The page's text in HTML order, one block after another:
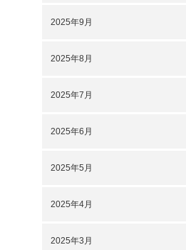
2025年9月
2025年8月
2025年7月
2025年6月
2025年5月
2025年4月
2025年3月